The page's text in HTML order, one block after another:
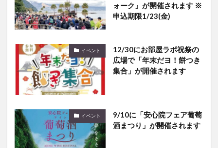
ォーク』が開催されます ※
申込期限1/23(金)
イベント
12/30にお部屋ラボ祝祭の
広場で「年末だヨ！餅つき
集合」が開催されます
イベント
9/10に「安心院フェア葡萄
酒まつり」が開催されます